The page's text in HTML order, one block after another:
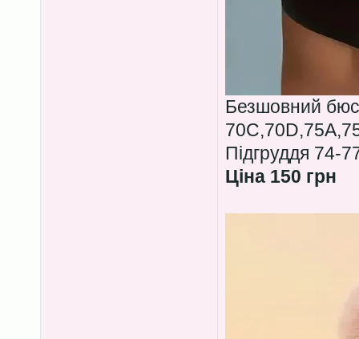
Безшовний
Підгруддя 74-
Ціна 150 грн